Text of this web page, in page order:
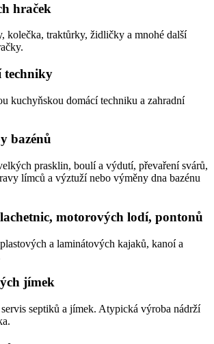
hraček
kolečka, traktůrky, židličky a mnohé další
techniky
kuchyňskou domácí techniku a zahradní
bazénů
prasklin, boulí a výdutí, převaření svárů,
límců a výztuží nebo výměny dna bazénu
motorových lodí, pontonů
a laminátových kajaků, kanoí a
jímek
septiků a jímek. Atypická výroba nádrží